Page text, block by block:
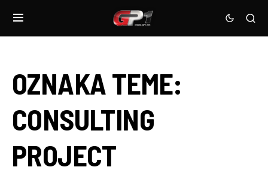
OZNAKA TEME:
CONSULTING
PROJECT